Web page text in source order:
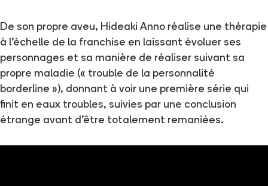
De son propre aveu, Hideaki Anno réalise une thérapie
à l’échelle de la franchise en laissant évoluer ses
personnages et sa manière de réaliser suivant sa
propre maladie (« trouble de la personnalité
borderline »), donnant à voir une première série qui
finit en eaux troubles, suivies par une conclusion
étrange avant d’être totalement remaniées.